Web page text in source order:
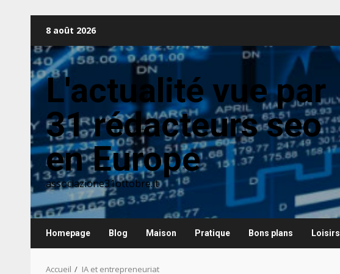
contenu
8 août 2026
L'actualité vue par
31 rédacteurs seo
en Europe
associazione31ottobre.it
Homepage Blog Maison Pratique Bons plans Loisirs
Accueil IA et entrepreneuriat